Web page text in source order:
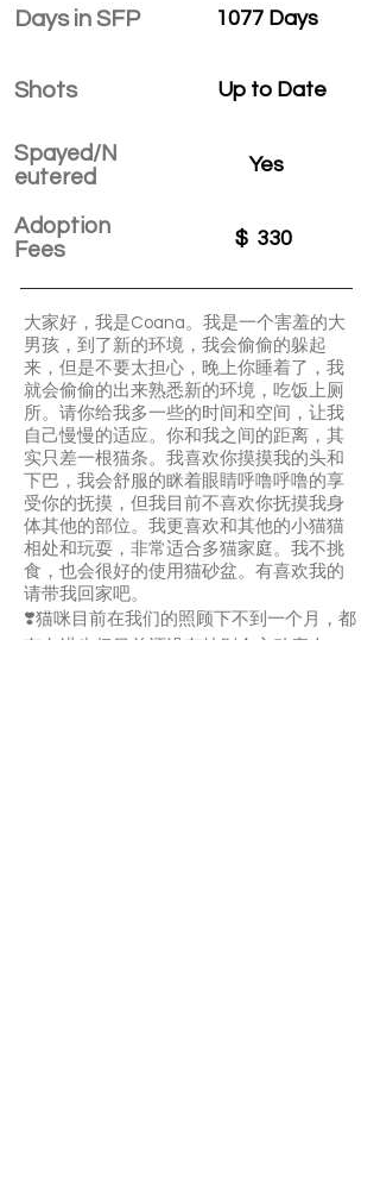
Days in SFP
Shots
Spayed/N
eutered
Adoption
Fees
1077 Days
Up to Date
Yes
$ 330
大家好，我是Coana。我是一个害羞的大
男孩，到了新的环境，我会偷偷的躲起
来，但是不要太担心，晚上你睡着了，我
就会偷偷的出来熟悉新的环境，吃饭上厕
所。请你给我多一些的时间和空间，让我
自己慢慢的适应。你和我之间的距离，其
实只差一根猫条。我喜欢你摸摸我的头和
下巴，我会舒服的眯着眼睛呼噜呼噜的享
受你的抚摸，但我目前不喜欢你抚摸我身
体其他的部位。我更喜欢和其他的小猫猫
相处和玩耍，非常适合多猫家庭。我不挑
食，也会很好的使用猫砂盆。有喜欢我的
请带我回家吧。
❣️猫咪目前在我们的照顾下不到一个月，都